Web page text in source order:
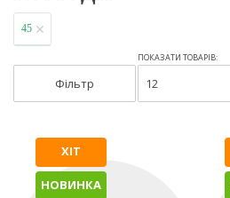
45
Фільтр
ПОКАЗАТИ ТОВАРІВ:
12
ХІТ
НОВИНКА